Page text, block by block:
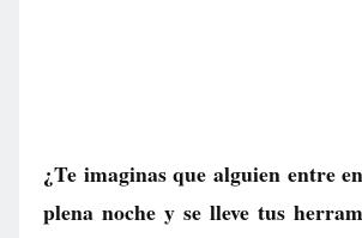
¿Te imaginas que alguien entre
plena noche y se lleve tus